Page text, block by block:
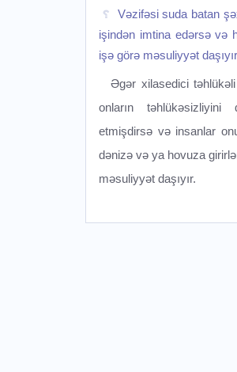
Vəzifəsi suda batan
işindən imtina edərsə və
işə görə məsuliyyət
Əgər xilasedici
onların təhlükəsizliyini
etmişdirsə və insanlar
dənizə və ya hovuza
məsuliyyət daşıyır.